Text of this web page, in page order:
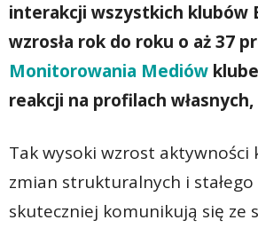
interakcji wszystkich klubów
wzrosła rok do roku o aż 37
Monitorowania Mediów
reakcji na profilach własnych,
Tak wysoki wzrost aktywności
zmian strukturalnych i
skuteczniej komunikują się